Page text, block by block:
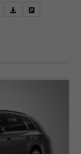
anfragen
Wir rufen Sie anFahrzeugexposé (PDF)